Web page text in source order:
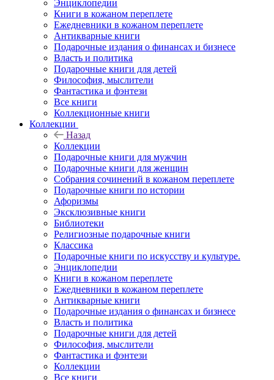
Энциклопедии
Книги в кожаном переплете
Ежедневники в кожаном переплете
Антикварные книги
Подарочные издания о финансах и бизнесе
Власть и политика
Подарочные книги для детей
Философия, мыслители
Фантастика и фэнтези
Все книги
Коллекционные книги
Коллекции
Назад
Коллекции
Подарочные книги для мужчин
Подарочные книги для женщин
Собрания сочинений в кожаном переплете
Подарочные книги по истории
Афоризмы
Эксклюзивные книги
Библиотеки
Религиозные подарочные книги
Классика
Подарочные книги по искусству и культуре.
Энциклопедии
Книги в кожаном переплете
Ежедневники в кожаном переплете
Антикварные книги
Подарочные издания о финансах и бизнесе
Власть и политика
Подарочные книги для детей
Философия, мыслители
Фантастика и фэнтези
Коллекции
Все книги